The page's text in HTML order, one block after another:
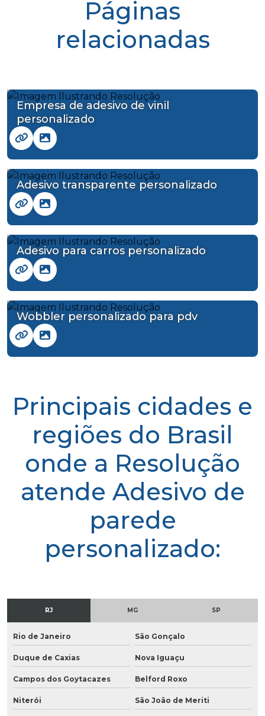
Páginas
relacionadas
Empresa de adesivo de vinil
personalizado
Adesivo transparente personalizado
Adesivo para carros personalizado
Wobbler personalizado para pdv
Principais cidades e
regiões do Brasil
onde a Resolução
atende Adesivo de
parede
personalizado:
RJ MG SP
Rio de Janeiro São Gonçalo
Duque de Caxias Nova Iguaçu
Campos dos Goytacazes Belford Roxo
Niterói São João de Meriti